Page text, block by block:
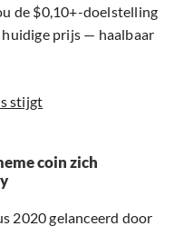
de $0,10+-doelstelling
prijs — haalbaar
stijgt
coin zich
2020 gelanceerd door